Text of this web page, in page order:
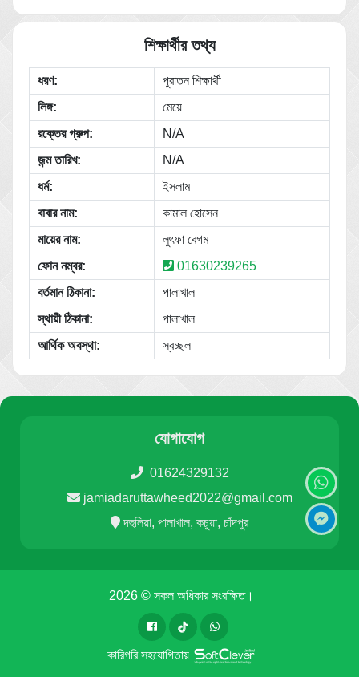
শিক্ষার্থীর তথ্য
ধরণ:
পুরাতন শিক্ষার্থী
লিঙ্গ:
মেয়ে
রক্তের গ্রুপ:
N/A
জন্ম তারিখ:
N/A
ধর্ম:
ইসলাম
বাবার নাম:
কামাল হোসেন
মায়ের নাম:
লুৎফা বেগম
ফোন নম্বর:
01630239265
বর্তমান ঠিকানা:
পালাখাল
স্থায়ী ঠিকানা:
পালাখাল
আর্থিক অবস্থা:
স্বচ্ছল
যোগাযোগ
01624329132
jamiadaruttawheed2022@gmail.com
দহুলিয়া, পালাখাল, কচুয়া, চাঁদপুর
2026 © সকল অধিকার সংরক্ষিত।
কারিগরি সহযোগিতায়